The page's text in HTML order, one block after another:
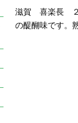
滋賀 喜楽長 ２
の醍醐味です。